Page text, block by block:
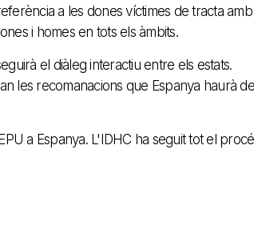
a les dones víctimes de tracta amb
i homes en tots els àmbits.
el diàleg interactiu entre els estats.
les recomanacions que Espanya haurà de
a Espanya. L'IDHC ha seguit tot el